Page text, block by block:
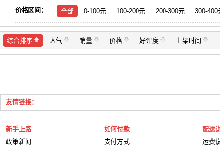
价格区间： 全部 0-100元 100-200元 200-300元 300-400
综合排序 人气 销量 价格 好评度 上架时间
友情链接：
新手上路
政策新闻
如何付款
支付方式
配送
运费